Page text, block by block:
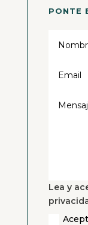
PONTE
Lea y